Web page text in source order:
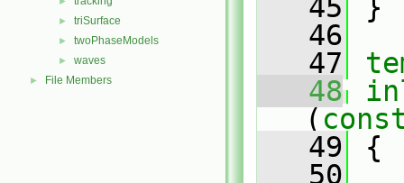
► triSurface
► twoPhaseModels
► waves
► File Members
   45
}
   46
   47
   48
(
   49
{
   50